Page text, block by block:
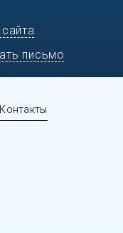
письмо
Контакты